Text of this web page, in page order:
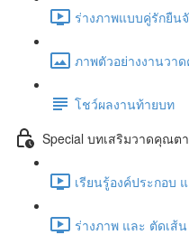
ร่างภาพแบบคู่รักยืน
ภาพตัวอย่างงานวา
โชว์ผลงานท้ายบท
Special บทเสริมวาดคุณต
เรียนรู้องค์ประกอบ
ร่างภาพ และ ตัดเส้